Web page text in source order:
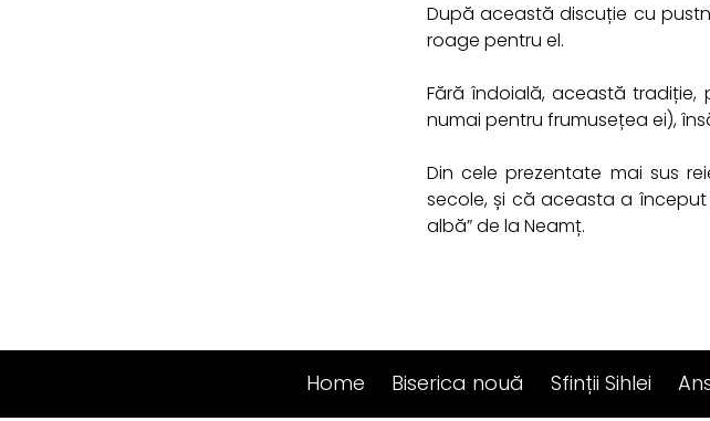
După această discuție cu
roage pentru el.
Fără îndoială, această
numai pentru frumusețea ei),
Din cele prezentate mai sus
secole, și că aceasta a
albă” de la Neamț.
Home Biserica nouă Sfinții Sihlei